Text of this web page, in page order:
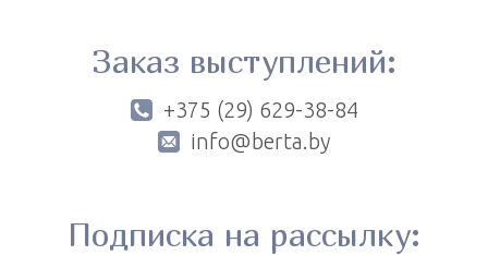
Заказ выступлений:
+375 (29) 629-38-84
info@berta.by
Подписка на рассылку: